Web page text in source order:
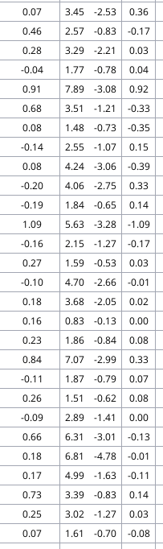
0.07 3.45 -2.53 0.36
0.46 2.57 -0.83 -0.17
0.28 3.29 -2.21 0.03
-0.04 1.77 -0.78 0.04
0.91 7.89 -3.08 0.92
0.68 3.51 -1.21 -0.33
0.08 1.48 -0.73 -0.35
-0.14 2.55 -1.07 0.15
0.08 4.24 -3.06 -0.39
-0.20 4.06 -2.75 0.33
-0.19 1.84 -0.65 0.14
1.09 5.63 -3.28 -1.09
-0.16 2.15 -1.27 -0.17
0.27 1.59 -0.53 0.03
-0.10 4.70 -2.66 -0.01
0.18 3.68 -2.05 0.02
0.16 0.83 -0.13 0.00
0.23 1.86 -0.84 0.08
0.84 7.07 -2.99 0.33
-0.11 1.87 -0.79 0.07
0.26 1.51 -0.62 0.08
-0.09 2.89 -1.41 0.00
0.66 6.31 -3.01 -0.13
0.18 6.81 -4.78 -0.01
0.17 4.99 -1.63 -0.11
0.73 3.39 -0.83 0.14
0.25 3.02 -1.27 0.03
0.07 1.61 -0.70 -0.08